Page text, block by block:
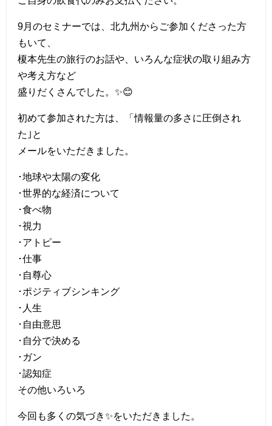
9月のセミナーでは、北九州からご参加くださった方
もいて、
榎本先生の旅行のお話や、いろんな症状の取り組み方
や考え方など
盛りだくさんでした。✨😊
初めて参加された方は、「情報量の多さに圧倒され
た｣と
メールをいただきました。
･地球や太陽の変化
･世界的な経済について
･食べ物
･視力
･アトピー
･仕事
･自尊心
･ポジティブシンキング
･人生
･自由意思
･自分で決める
･ガン
･認知症
その他いろいろ
今回も多くの気づき✨をいただきました。